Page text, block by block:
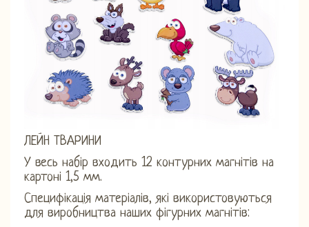
ЛЕЙН ТВАРИНИ
У весь набір входить 12 контурних магнітів на
картоні 1,5 мм.
Специфікація матеріалів, які використовуються
для виробництва наших фігурних магнітів: